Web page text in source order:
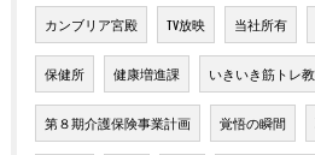
カンブリア宮殿 TV放映 当社所有
保健所 健康増進課 いきいき筋トレ
第８期介護保険事業計画 覚悟の瞬間